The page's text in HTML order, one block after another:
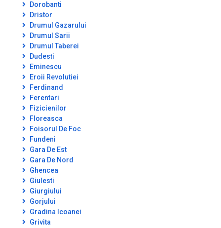
Dorobanti
Dristor
Drumul Gazarului
Drumul Sarii
Drumul Taberei
Dudesti
Eminescu
Eroii Revolutiei
Ferdinand
Ferentari
Fizicienilor
Floreasca
Foisorul De Foc
Fundeni
Gara De Est
Gara De Nord
Ghencea
Giulesti
Giurgiului
Gorjului
Gradina Icoanei
Grivita